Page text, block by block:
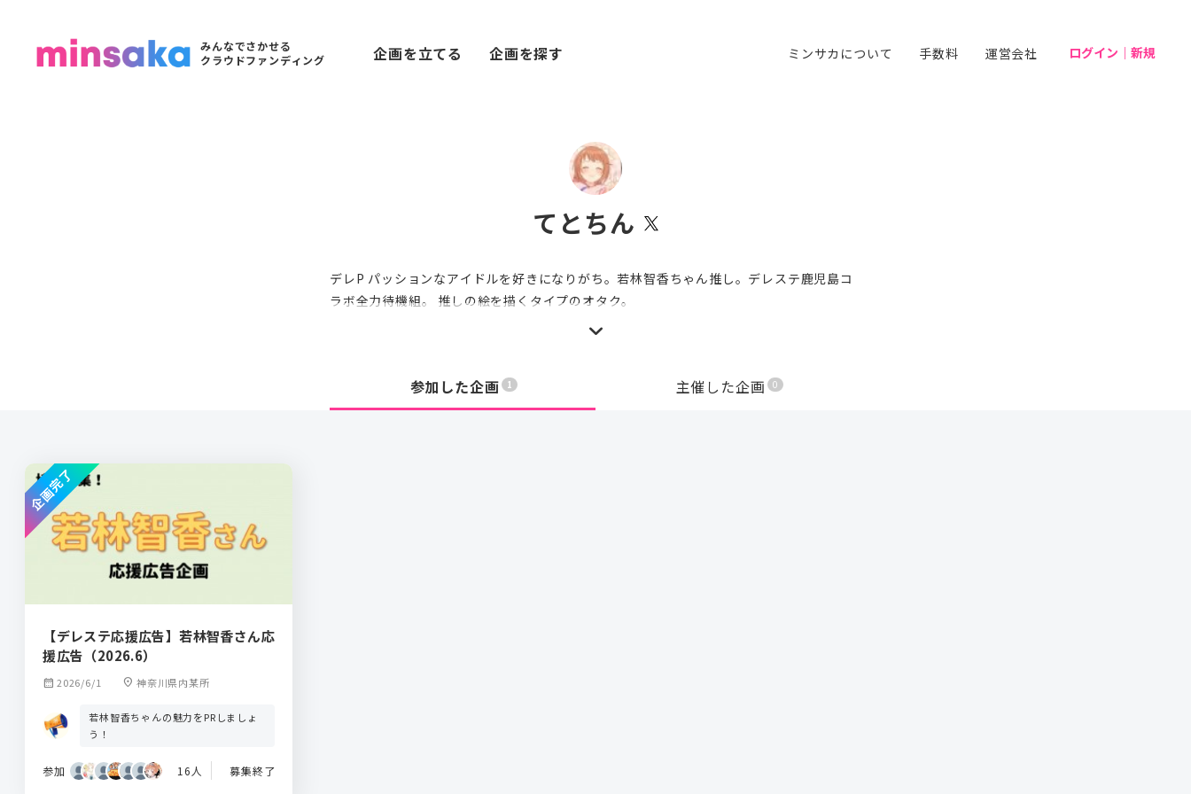
みんなでさかせる
クラウドファンディング
企画を立てる 企画を探す ミンサカについて 手数料 運営会社 ログイン｜新規
てとちん
デレP パッションなアイドルを好きになりがち。若林智香ちゃん推し。デレステ鹿児島コ
ラボ全力待機組。 推しの絵を描くタイプのオタク。
参加した企画 1 主催した企画 0
【デレステ応援広告】若林智香さん応
援広告（2026.6）
calendar_month 2026/6/1 location_on 神奈川県内某所
若林智香ちゃんの魅力をPRしましょ
う！
参加 16人 募集終了
企画完了